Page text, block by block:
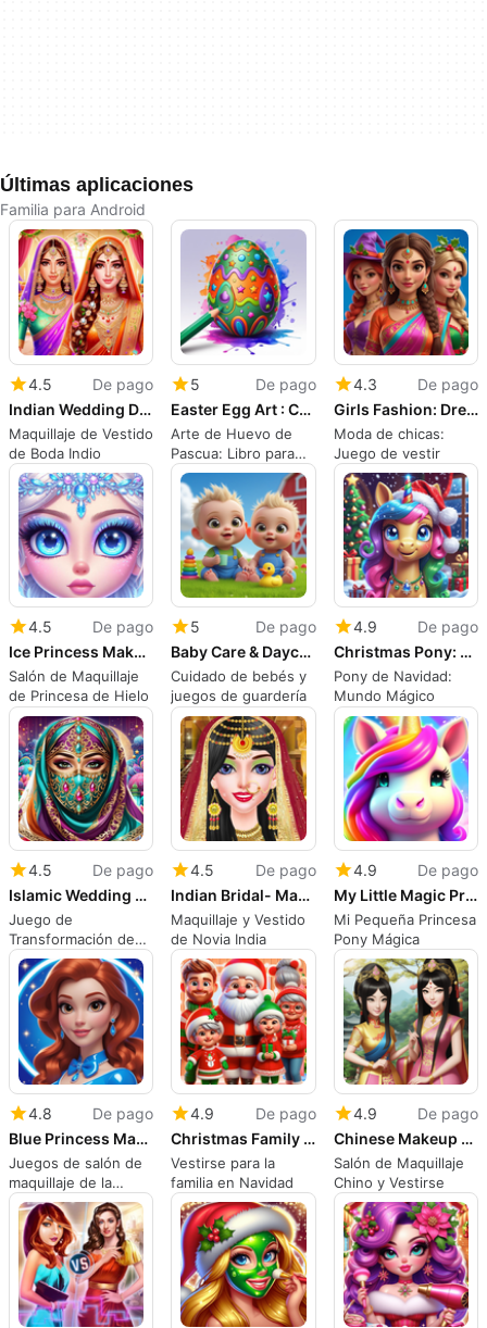
Últimas aplicaciones
Familia para Android
4.5
De pago
Indian Wedding DressUp Makeup
Maquillaje de Vestido
de Boda Indio
5
De pago
Easter Egg Art : Coloring Book
Arte de Huevo de
Pascua: Libro para
Colorear
4.3
De pago
Girls Fashion: Dress Up Game
Moda de chicas:
Juego de vestir
4.5
De pago
Ice Princess Makeover Salon
Salón de Maquillaje
de Princesa de Hielo
5
De pago
Baby Care & Daycare Games
Cuidado de bebés y
juegos de guardería
4.9
De pago
Christmas Pony: Magic World
Pony de Navidad:
Mundo Mágico
4.5
De pago
Islamic Wedding Makeover Game
Juego de
Transformación de
Boda Islámica
4.5
De pago
Indian Bridal- Makeup &DressUp
Maquillaje y Vestido
de Novia India
4.9
De pago
My Little Magic Princess Pony
Mi Pequeña Princesa
Pony Mágica
4.8
De pago
Blue Princess Makeup Salon Games For Girls.
Juegos de salón de
maquillaje de la
princesa azul para
chicas
4.9
De pago
Christmas Family Dress Up
Vestirse para la
familia en Navidad
4.9
De pago
Chinese Makeup Salon & DressUp
Salón de Maquillaje
Chino y Vestirse